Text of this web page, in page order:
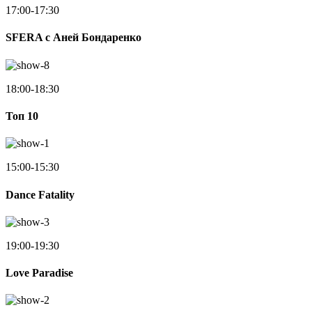
17:00-17:30
SFERA с Аней Бондаренко
18:00-18:30
Toп 10
15:00-15:30
Dance Fatality
19:00-19:30
Love Paradise